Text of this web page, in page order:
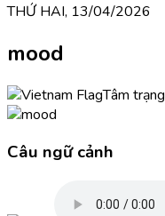
THỨ HAI, 13/04/2026
mood
Tâm trạng
Câu ngữ cảnh